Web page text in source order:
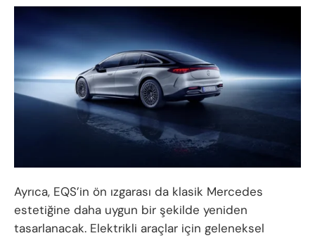
Ayrıca, EQS’in ön ızgarası da klasik Mercedes
estetiğine daha uygun bir şekilde yeniden
tasarlanacak. Elektrikli araçlar için geleneksel